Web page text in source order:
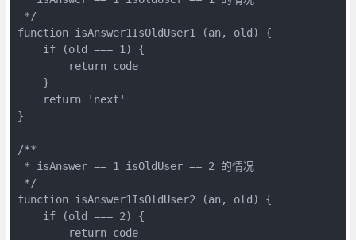
*/
function isAnswer1IsOldUser1 (an, old) {
    if (old === 1) {
        return code
    }
    return 'next'
}
/**
* isAnswer == 1 isOldUser == 2 的情况
*/
function isAnswer1IsOldUser2 (an, old) {
    if (old === 2) {
        return code